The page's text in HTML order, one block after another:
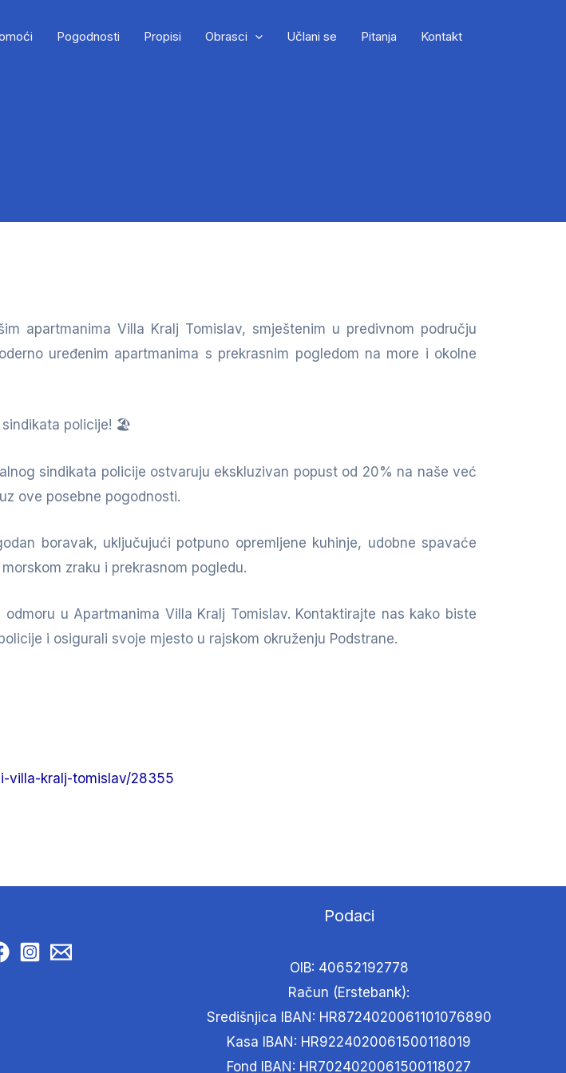
Pogodnosti Propisi Obrasci Učlani se Pitanja Kontakt
apartmanima Villa Kralj Tomislav, smještenim u predivnom području
uređenim apartmanima s prekrasnim pogledom na more i okolne
sindikata policije! 🏖️
sindikata policije ostvaruju ekskluzivan popust od 20% na naše već
ove posebne pogodnosti.
boravak, uključujući potpuno opremljene kuhinje, udobne spavaće
zraku i prekrasnom pogledu.
u Apartmanima Villa Kralj Tomislav. Kontaktirajte nas kako biste
i osigurali svoje mjesto u rajskom okruženju Podstrane.
villa-kralj-tomislav/28355
Podaci
OIB: 40652192778
Račun (Erstebank):
Središnjica IBAN: HR8724020061101076890
Kasa IBAN: HR9224020061500118019
Fond IBAN: HR7024020061500118027